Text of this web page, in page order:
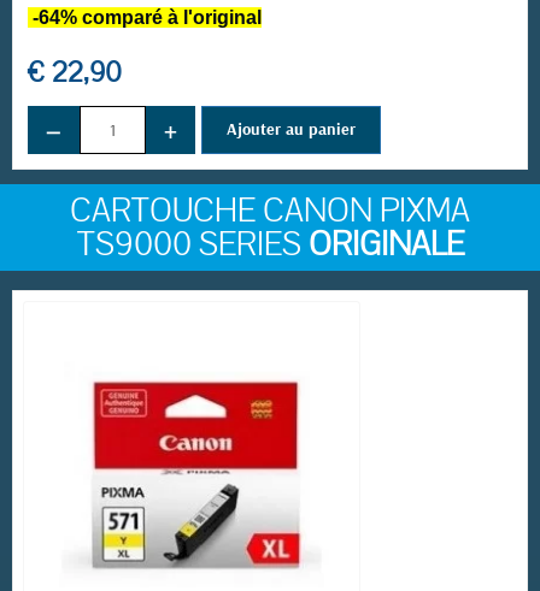
-64% comparé à l'original
€ 22,90
− + Ajouter au panier
CARTOUCHE CANON PIXMA
TS9000 SERIES ORIGINALE